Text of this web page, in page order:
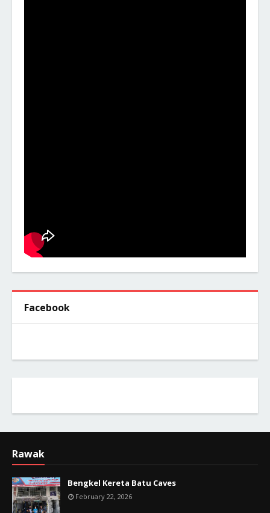
Facebook
Rawak
Bengkel Kereta Batu Caves
February 22, 2026